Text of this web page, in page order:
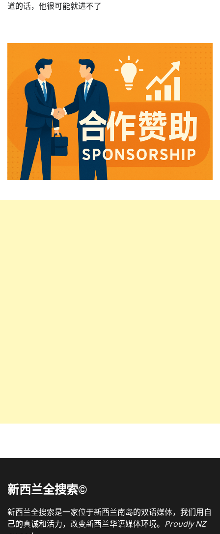
道的话，他很可能就进不了
新西兰全搜索©
新西兰全搜索是一家位于新西兰南岛的双语媒体，我们用自
己的真诚和活力，改变新西兰华语媒体环境。 Proudly NZ